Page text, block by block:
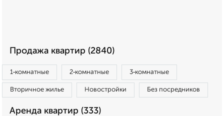
Продажа квартир (2840)
1‑комнатные 2‑комнатные 3‑комнатные
Вторичное жилье Новостройки Без посредников
Аренда квартир (333)